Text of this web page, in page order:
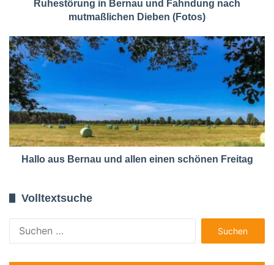
Ruhestörung in Bernau und Fahndung nach
mutmaßlichen Dieben (Fotos)
Hallo aus Bernau und allen einen schönen Freitag
Volltextsuche
nach: